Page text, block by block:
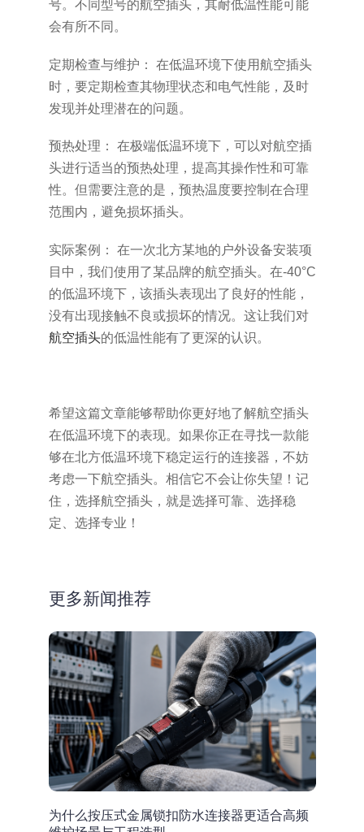
号。不同型号的航空插头，其耐低温性能可能
会有所不同。
定期检查与维护： 在低温环境下使用航空插头
时，要定期检查其物理状态和电气性能，及时
发现并处理潜在的问题。
预热处理： 在极端低温环境下，可以对航空插
头进行适当的预热处理，提高其操作性和可靠
性。但需要注意的是，预热温度要控制在合理
范围内，避免损坏插头。
实际案例： 在一次北方某地的户外设备安装项
目中，我们使用了某品牌的航空插头。在-40°C
的低温环境下，该插头表现出了良好的性能，
没有出现接触不良或损坏的情况。这让我们对
航空插头的低温性能有了更深的认识。
希望这篇文章能够帮助你更好地了解航空插头
在低温环境下的表现。如果你正在寻找一款能
够在北方低温环境下稳定运行的连接器，不妨
考虑一下航空插头。相信它不会让你失望！记
住，选择航空插头，就是选择可靠、选择稳
定、选择专业！
更多新闻推荐
为什么按压式金属锁扣防水连接器更适合高频